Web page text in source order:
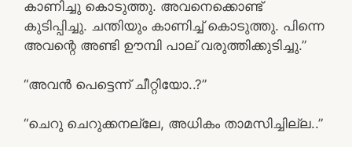
കാണിച്ചു കൊടുത്തു. അവനെക്കൊണ്ട്
കുടിപ്പിച്ചു. ചന്തിയും കാണിച്ച് കൊടുത്തു. പിന്നെ
അവന്റെ അണ്ടി ഊമ്പി പാല് വരുത്തിക്കുടിച്ചു.”
“അവൻ പെട്ടെന്ന് ചീറ്റിയോ..?”
“ചെറു ചെറുക്കനല്ലേ, അധികം താമസിച്ചില്ല..”